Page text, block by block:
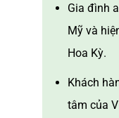
Gia đình
Mỹ và
Hoa Kỳ.
Khách
tâm của